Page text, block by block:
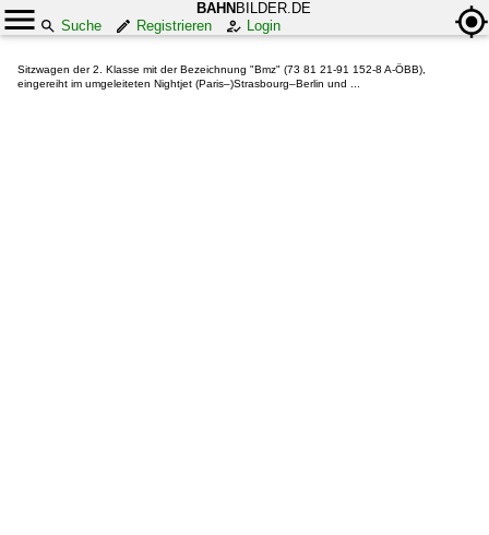
BAHN BILDER.DE
Suche
Registrieren Login
Sitzwagen der 2. Klasse mit der Bezeichnung "Bmz" (73 81 21-91 152-8 A-ÖBB),
eingereiht im umgeleiteten Nightjet (Paris–)Strasbourg–Berlin und ...